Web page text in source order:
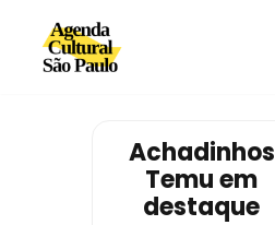
Avançar
Achadinhos
Temu em
destaque